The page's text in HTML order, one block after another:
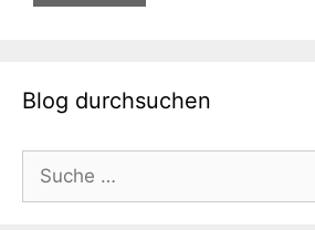
Blog durchsuchen
nach: